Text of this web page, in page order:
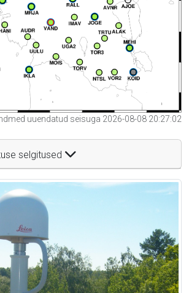
uuendatud seisuga 2026-08-08 20:27:02
selgitused